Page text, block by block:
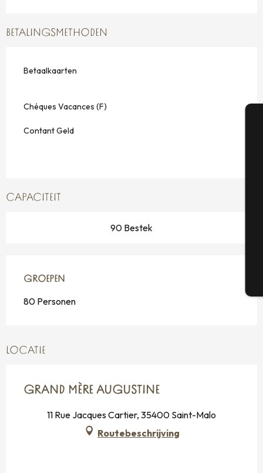
BETALINGSMETHODEN
Betaalkaarten
Chéques Vacances (F)
Contant Geld
CAPACITEIT
90 Bestek
GROEPEN
GROEPEN
80 Personen
LOCATIE
GRAND MÈRE AUGUSTINE
11 Rue Jacques Cartier, 35400 Saint-Malo
Routebeschrijving